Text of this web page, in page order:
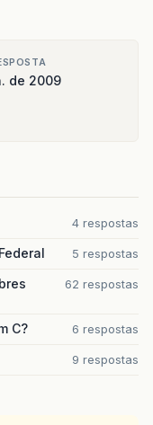
de 2009
4 respostas
5 respostas
62 respostas
C? 6 respostas
9 respostas